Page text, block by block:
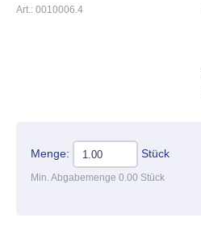
Art.: 0010006.4
Menge: Stück
Min. Abgabemenge 0.00 Stück